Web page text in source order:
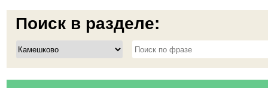
Поиск в разделе: